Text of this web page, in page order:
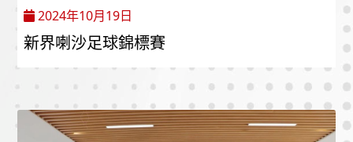
2024年10月19日
新界喇沙足球錦標賽